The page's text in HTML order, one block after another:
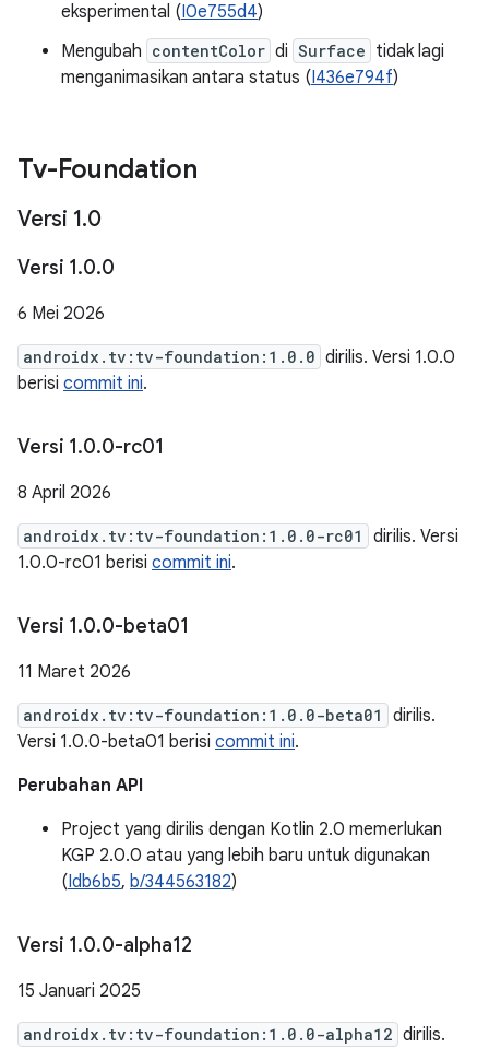
eksperimental (I0e755d4)
Mengubah contentColor di Surface tidak lagi
menganimasikan antara status (I436e794f)
Tv-Foundation
Versi 1.0
Versi 1.0.0
6 Mei 2026
androidx.tv:tv-foundation:1.0.0 dirilis. Versi 1.0.0
berisi commit ini.
Versi 1.0.0-rc01
8 April 2026
androidx.tv:tv-foundation:1.0.0-rc01
dirilis. Versi
1.0.0-rc01 berisi commit ini.
Versi 1.0.0-beta01
11 Maret 2026
androidx.tv:tv-foundation:1.0.0-beta01
dirilis.
Versi 1.0.0-beta01 berisi commit ini.
Perubahan API
Project yang dirilis dengan Kotlin 2.0 memerlukan
KGP 2.0.0 atau yang lebih baru untuk digunakan
(Idb6b5, b/344563182)
Versi 1.0.0-alpha12
15 Januari 2025
androidx.tv:tv-foundation:1.0.0-alpha12 dirilis.